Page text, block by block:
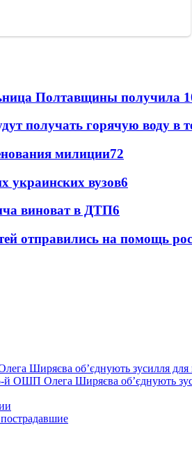
Полтавщины получила
получать горячую воду в
милиции72
украинских вузов6
виноват в ДТП6
отправились на помощь
й ОШП Олега Ширяєва об’єднують